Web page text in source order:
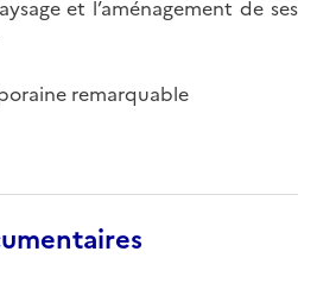
et l’aménagement de ses
remarquable